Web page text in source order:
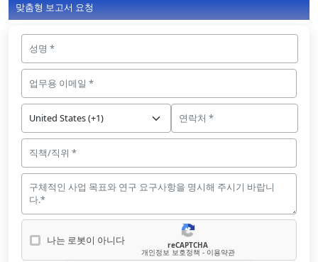
맞춤형 보고서 요청
나는 로봇이 아닙니다
나는 로봇이 아니다 reCAPTCHA
개인정보 보호정책 - 이용약관